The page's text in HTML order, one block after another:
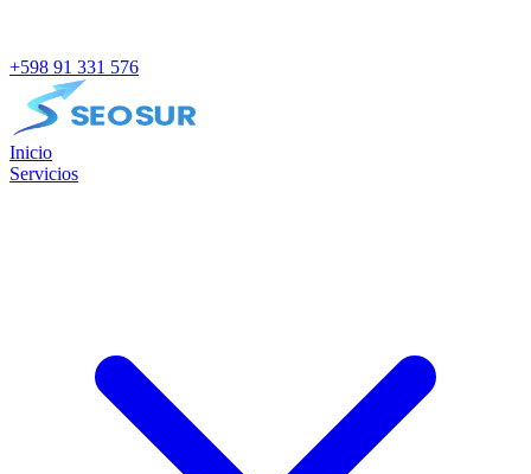
+598 91 331 576
Inicio
Servicios